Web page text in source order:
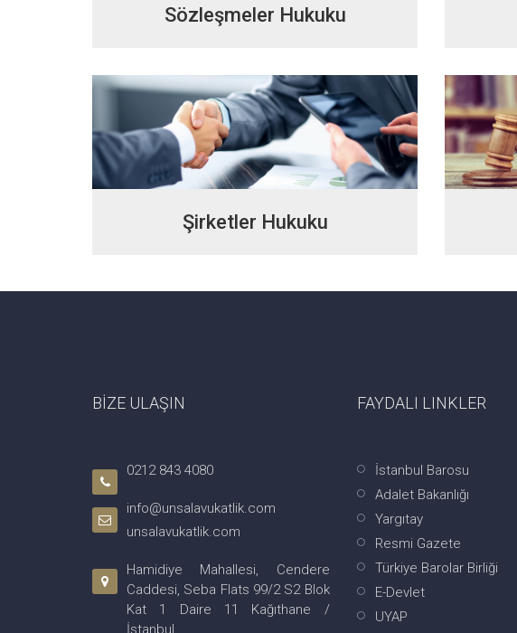
Sözleşmeler Hukuku
Şirketler Hukuku
BİZE ULAŞIN
0212 843 4080
info@unsalavukatlik.com
unsalavukatlik.com
Hamidiye Mahallesi, Cendere
Caddesi, Seba Flats 99/2 S2 Blok
Kat 1 Daire 11 Kağıthane /
FAYDALI LINKLER
İstanbul Barosu
Adalet Bakanlığı
Yargıtay
Resmi Gazete
Türkiye Barolar Birliği
E-Devlet
UYAP